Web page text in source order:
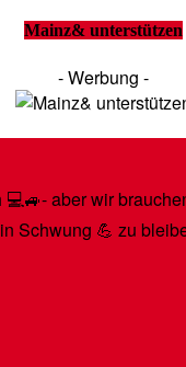
Mainz& unterstützen
- Werbung -
aber wir
Schwung 💪 zu